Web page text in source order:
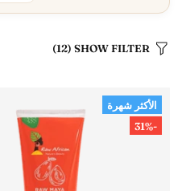
SHOW FILTER
(12)
الأكثر شهرة
-31%